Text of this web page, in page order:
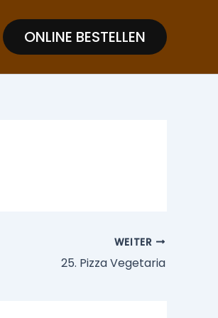
ONLINE BESTELLEN
WEITER
25. Pizza Vegetaria